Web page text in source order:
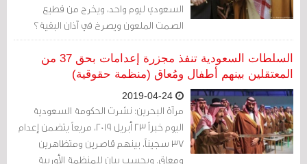
السعودي ليوم واحد، ويخرج من قطيع
الصمت الملعون ويصرخ في آذان البقية؟
السلطات السعودية تنفذ مجزرة إعدامات بحق 37 من
المعتقلين بينهم أطفال ومُعاق (منظمة حقوقية)
مرآة البحرين: نشرت الحكومة السعودية
اليوم خبراً 23 أبريل 2019، مريعاً يتضمن إعدام
37 سجيناً، بينهم قاصرين ومتظاهرين
ومعاق. وبحسب بيان للمنظمة الأوربية